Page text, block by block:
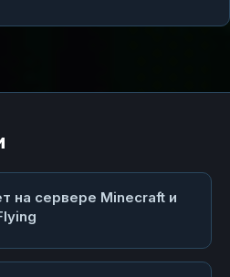
на сервере Minecraft и